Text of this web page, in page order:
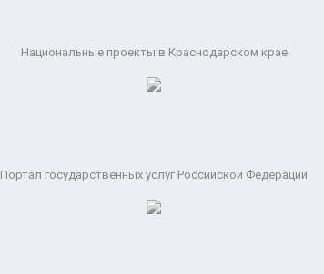
Национальные проекты в Краснодарском крае
Портал государственных услуг Российской Федерации